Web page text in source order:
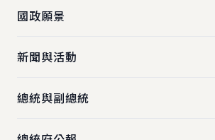
國政願景
新聞與活動
總統與副總統